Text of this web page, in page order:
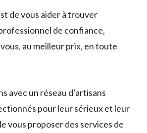
de vous aider à trouver
de confiance,
au meilleur prix, en toute
avec un réseau d’artisans
pour leur sérieux et leur
vous proposer des services de